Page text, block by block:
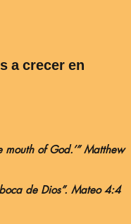
a crecer en
of God.’” Matthew
de Dios”. Mateo 4:4